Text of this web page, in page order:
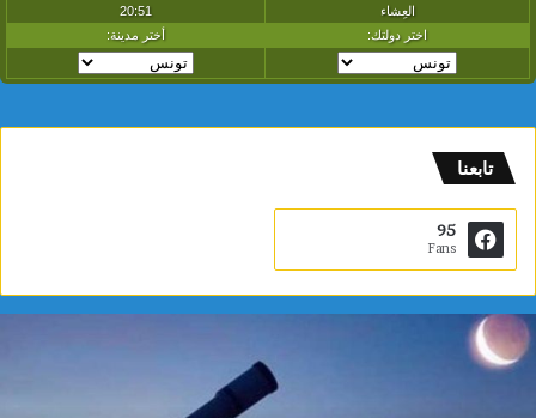
تابعنا
95
Fans